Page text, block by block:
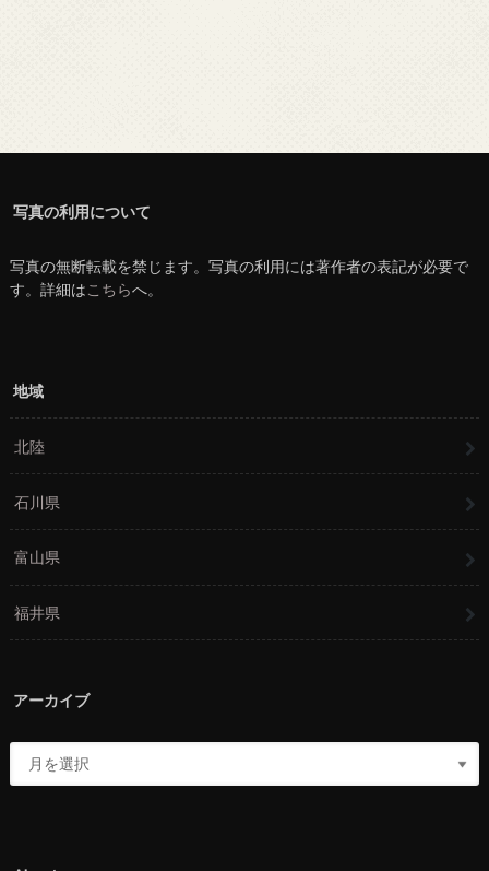
写真の利用について
写真の無断転載を禁じます。写真の利用には著作者の表記が必要で
す。詳細はこちらへ。
地域
北陸
石川県
富山県
福井県
アーカイブ